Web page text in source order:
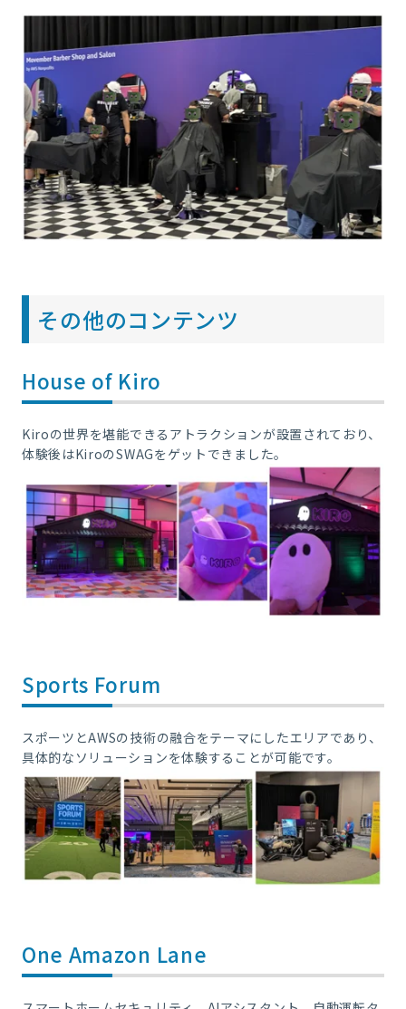
その他のコンテンツ
House of Kiro
Kiroの世界を堪能できるアトラクションが設置されており、
体験後はKiroのSWAGをゲットできました。
Sports Forum
スポーツとAWSの技術の融合をテーマにしたエリアであり、
具体的なソリューションを体験することが可能です。
One Amazon Lane